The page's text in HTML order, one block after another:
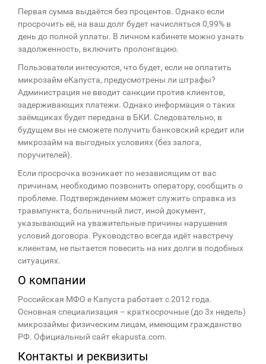
Первая сумма выдаётся без процентов. Однако если
просрочить её, на ваш долг будет начисляться 0,99% в
день до полной уплаты. В личном кабинете можно узнать
задолженность, включить пролонгацию.
Пользователи интесуются, что будет, если не оплатить
микрозайм еКапуста, предусмотрены ли штрафы?
Администрация не вводит санкции против клиентов,
задерживающих платежи. Однако информация о таких
заёмщиках будет передана в БКИ. Следовательно, в
будущем вы не сможете получить банковский кредит или
микрозайм на выгодных условиях (без залога,
поручителей).
Если просрочка возникает по независящим от вас
причинам, необходимо позвонить оператору, сообщить о
проблеме. Подтверждением может служить справка из
травмпункта, больничный лист, иной документ,
указывающий на уважительные причины нарушения
условий договора. Руководство всегда идёт навстречу
клиентам, не пытается повесить на них долги в подобных
ситуациях.
О компании
Российская МФО е Капуста работает с 2012 года.
Основная специализация – краткосрочные (до 3х недель)
микрозаймы физическим лицам, имеющим гражданство
РФ. Официальный сайт ekapusta.com.
Контакты и реквизиты